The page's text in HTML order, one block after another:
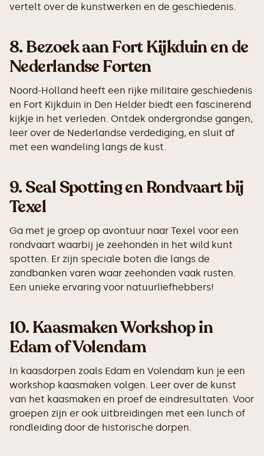
vertelt over de kunstwerken en de geschiedenis.
8.Bezoek aan Fort Kijkduin en de
Nederlandse Forten
Noord-Holland heeft een rijke militaire geschiedenis
en Fort Kijkduin in Den Helder biedt een fascinerend
kijkje in het verleden. Ontdek ondergrondse gangen,
leer over de Nederlandse verdediging, en sluit af
met een wandeling langs de kust.
9.Seal Spotting en Rondvaart bij
Texel
Ga met je groep op avontuur naar Texel voor een
rondvaart waarbij je zeehonden in het wild kunt
spotten. Er zijn speciale boten die langs de
zandbanken varen waar zeehonden vaak rusten.
Een unieke ervaring voor natuurliefhebbers!
10.Kaasmaken Workshop in
Edam of Volendam
In kaasdorpen zoals Edam en Volendam kun je een
workshop kaasmaken volgen. Leer over de kunst
van het kaasmaken en proef de eindresultaten. Voor
groepen zijn er ook uitbreidingen met een lunch of
rondleiding door de historische dorpen.